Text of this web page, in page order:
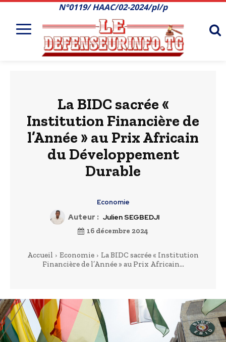
N°0119/ HAAC/02-2024/pl/p
La BIDC sacrée «
Institution Financière de
l’Année » au Prix Africain
du Développement
Durable
Economie
Auteur : Julien SEGBEDJI
16 décembre 2024
Accueil Economie
La BIDC sacrée « Institution
Financière de l’Année » au Prix Africain...